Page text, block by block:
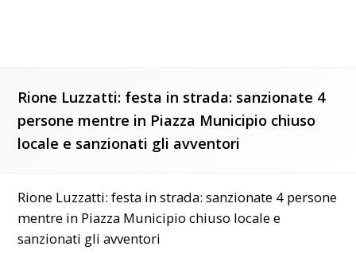
Rione Luzzatti: festa in strada: sanzionate 4
persone mentre in Piazza Municipio chiuso
locale e sanzionati gli avventori
Rione Luzzatti: festa in strada: sanzionate 4 persone
mentre in Piazza Municipio chiuso locale e
sanzionati gli avventori